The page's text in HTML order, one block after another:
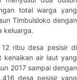
total warga yang
Timbulsloko dengan
keluarga.
ribu desa pesisir di
kenaikan air laut yang
2017 sampai dengan
desa pesisir yang